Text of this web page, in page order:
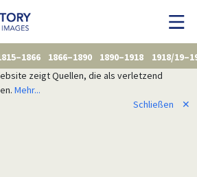
1866–1890 1890–1918
1918/
zeigt Quellen, die als verletzend
Mehr...
Schließen
✕